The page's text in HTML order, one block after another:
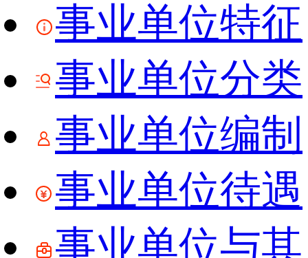
事业单位特征
事业单位分类
事业单位编制
事业单位待遇
事业单位与其